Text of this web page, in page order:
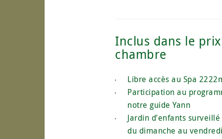
Inclus dans le
chambre
Libre accès au Spa
Participation au
notre guide Yann
Jardin d’enfants
du dimanche au